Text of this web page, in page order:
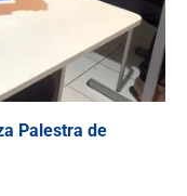
Palestra de